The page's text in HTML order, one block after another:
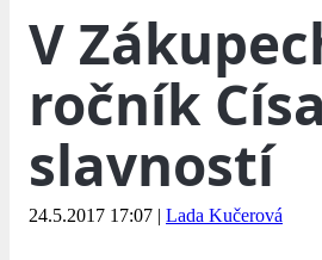
V
ročník
slavností
24.5.2017 17:07 | Lada Kučerová